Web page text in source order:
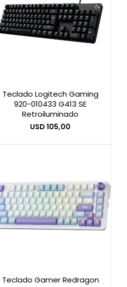
Teclado Logitech Gaming
920-010433 G413 SE
Retroiluminado
USD 105,00
Teclado Gamer Redragon